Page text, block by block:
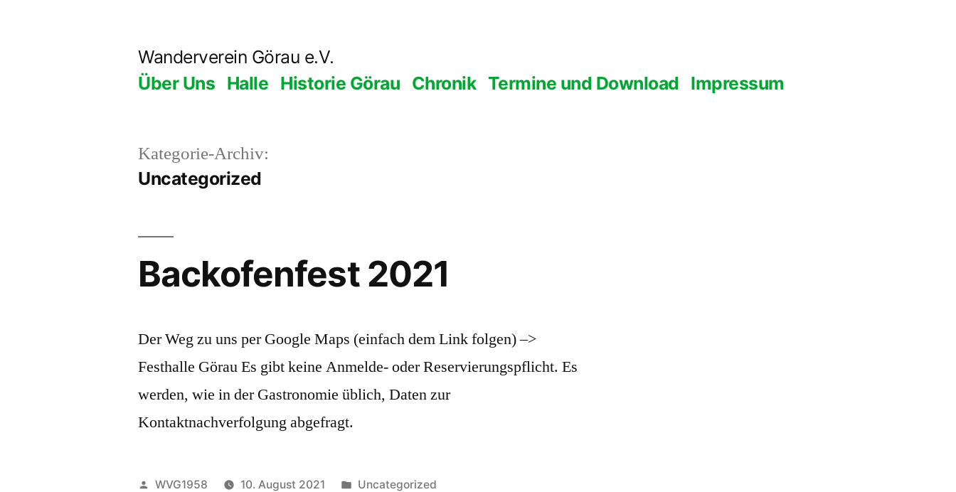
Wanderverein Görau e.V.
Über Uns Halle Historie Görau Chronik Termine und Download Impressum
Kategorie-Archiv:
Uncategorized
Backofenfest 2021
Der Weg zu uns per Google Maps (einfach dem Link folgen) –>
Festhalle Görau Es gibt keine Anmelde- oder Reservierungspflicht. Es
werden, wie in der Gastronomie üblich, Daten zur
Kontaktnachverfolgung abgefragt.
Veröffentlicht
WVG1958 10. August 2021
Veröffentlicht
Uncategorized